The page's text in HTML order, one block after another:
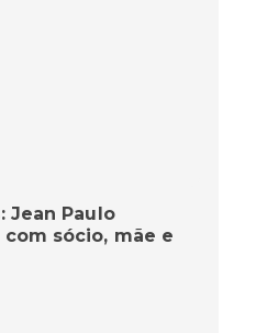
Jean Paulo
com sócio, mãe e